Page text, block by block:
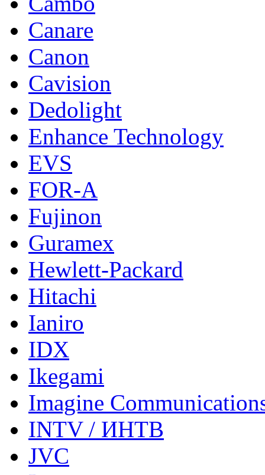
Canare
Canon
Cavision
Dedolight
Enhance Technology
EVS
FOR-A
Fujinon
Guramex
Hewlett-Packard
Hitachi
Ianiro
IDX
Ikegami
Imagine
INTV / ИНТВ
JVC